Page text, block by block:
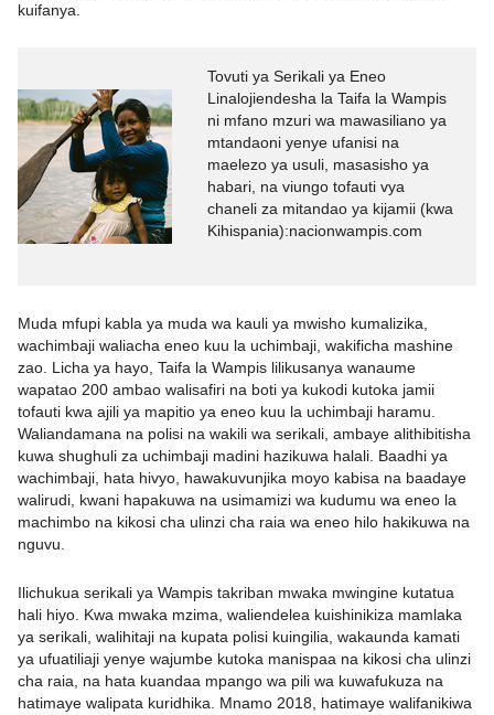
kuifanya.
Tovuti ya Serikali ya Eneo
Linalojiendesha la Taifa la Wampis
ni mfano mzuri wa mawasiliano ya
mtandaoni yenye ufanisi na
maelezo ya usuli, masasisho ya
habari, na viungo tofauti vya
chaneli za mitandao ya kijamii (kwa
Kihispania):nacionwampis.com
Muda mfupi kabla ya muda wa kauli ya mwisho kumalizika,
wachimbaji waliacha eneo kuu la uchimbaji, wakificha mashine
zao. Licha ya hayo, Taifa la Wampis lilikusanya wanaume
wapatao 200 ambao walisafiri na boti ya kukodi kutoka jamii
tofauti kwa ajili ya mapitio ya eneo kuu la uchimbaji haramu.
Waliandamana na polisi na wakili wa serikali, ambaye alithibitisha
kuwa shughuli za uchimbaji madini hazikuwa halali. Baadhi ya
wachimbaji, hata hivyo, hawakuvunjika moyo kabisa na baadaye
walirudi, kwani hapakuwa na usimamizi wa kudumu wa eneo la
machimbo na kikosi cha ulinzi cha raia wa eneo hilo hakikuwa na
nguvu.
Ilichukua serikali ya Wampis takriban mwaka mwingine kutatua
hali hiyo. Kwa mwaka mzima, waliendelea kuishinikiza mamlaka
ya serikali, walihitaji na kupata polisi kuingilia, wakaunda kamati
ya ufuatiliaji yenye wajumbe kutoka manispaa na kikosi cha ulinzi
cha raia, na hata kuandaa mpango wa pili wa kuwafukuza na
hatimaye walipata kuridhika. Mnamo 2018, hatimaye walifanikiwa